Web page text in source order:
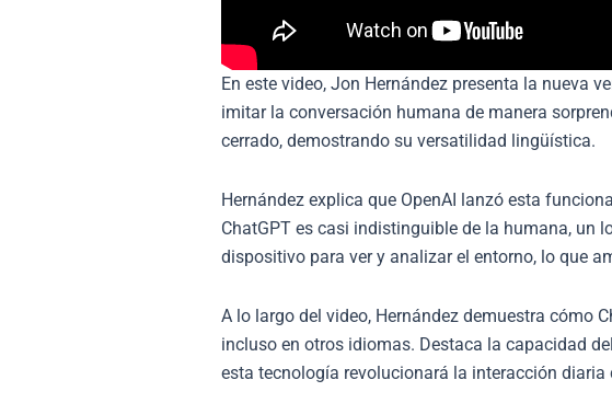
En este video, Jon Hernández presenta la nueva
imitar la conversación humana de manera
cerrado, demostrando su versatilidad lingüística.
Hernández explica que OpenAI lanzó esta
ChatGPT es casi indistinguible de la humana, un
dispositivo para ver y analizar el entorno, lo que
A lo largo del video, Hernández demuestra cómo
incluso en otros idiomas. Destaca la capacidad
esta tecnología revolucionará la interacción